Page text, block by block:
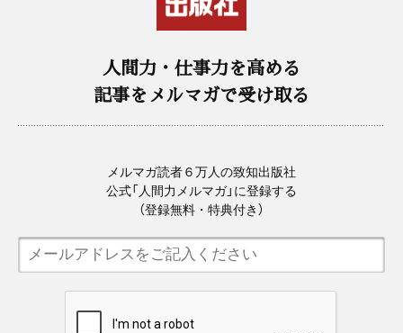
人間力・仕事力を高める
記事をメルマガで受け取る
メルマガ読者６万人の致知出版社
公式「人間力メルマガ」に登録する
（登録無料・特典付き）